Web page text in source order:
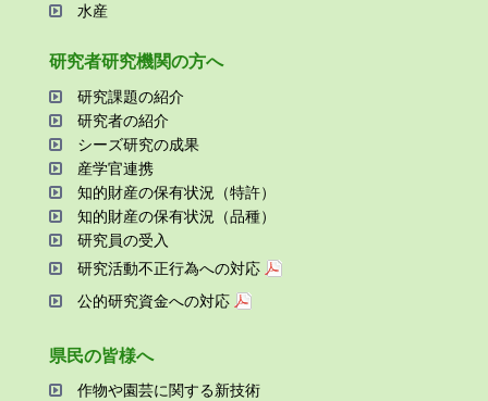
⽔産
研究者研究機関の⽅へ
研究課題の紹介
研究者の紹介
シーズ研究の成果
産学官連携
知的財産の保有状況（特許）
知的財産の保有状況（品種）
研究員の受⼊
研究活動不正⾏為への対応
公的研究資金への対応
県⺠の皆様へ
作物や園芸に関する新技術